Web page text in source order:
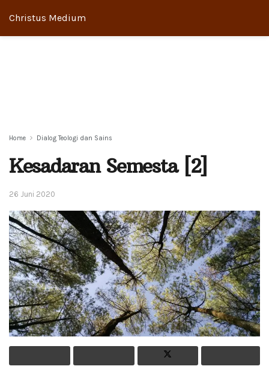
Christus Medium
Home Dialog Teologi dan Sains
Kesadaran Semesta [2]
26 Juni 2020